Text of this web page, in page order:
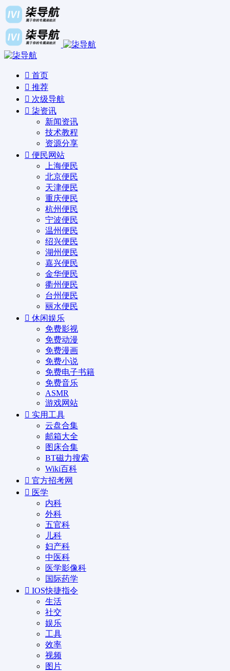
首页
推荐
次级导航
柒资讯
新闻资讯
技术教程
资源分享
便民网站
上海便民
北京便民
天津便民
重庆便民
杭州便民
宁波便民
温州便民
绍兴便民
湖州便民
嘉兴便民
金华便民
衢州便民
台州便民
丽水便民
休闲娱乐
免费影视
免费动漫
免费漫画
免费小说
免费电子书籍
免费音乐
ASMR
游戏网站
实用工具
云盘合集
邮箱大全
图床合集
BT磁力搜索
Wiki百科
官方招考网
医学
内科
外科
五官科
儿科
妇产科
中医科
医学影像科
国际药学
IOS快捷指令
生活
社交
娱乐
工具
效率
视频
图片